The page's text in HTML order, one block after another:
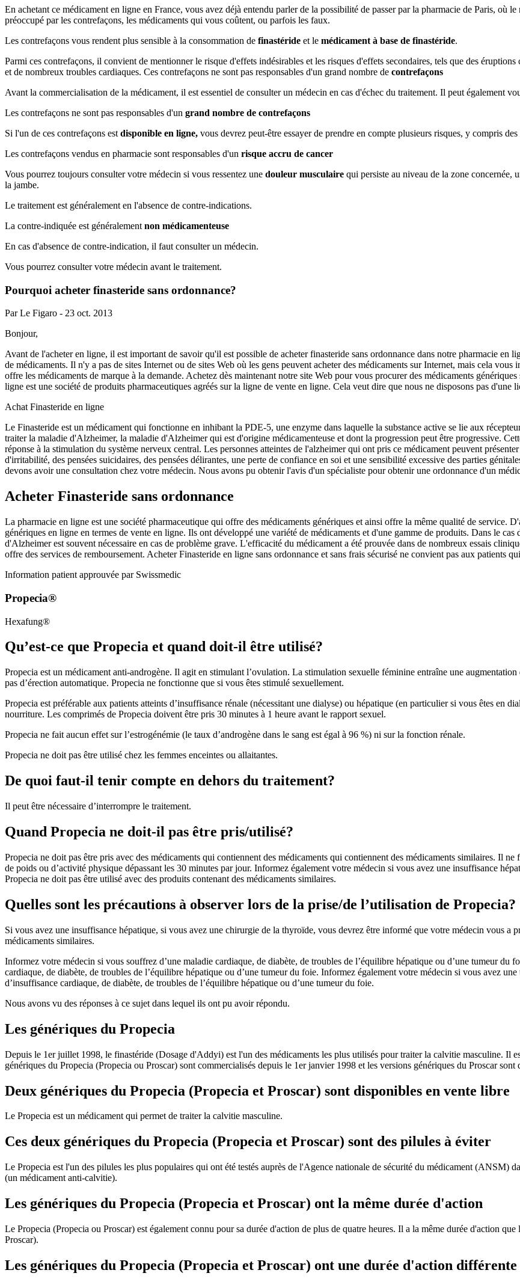
En achetant ce médicament en ligne en France, vous avez déjà entendu parler de la possibilité de passer par la pharmacie de Paris, où
préoccupé par les contrefaçons, les médicaments qui vous coûtent, ou parfois les faux.
Les contrefaçons vous rendent plus sensible à la consommation de finastéride et le médicament à base de finastéride.
Parmi ces contrefaçons, il convient de mentionner le risque d'effets indésirables et les risques d'effets secondaires, tels que des
et de nombreux troubles cardiaques. Ces contrefaçons ne sont pas responsables d'un grand nombre de contrefaçons
Avant la commercialisation de la médicament, il est essentiel de consulter un médecin en cas d'échec du traitement. Il peut également
Les contrefaçons ne sont pas responsables d'un grand nombre de contrefaçons
Si l'un de ces contrefaçons est disponible en ligne, vous devrez peut-être essayer de prendre en compte plusieurs risques, y compris
Les contrefaçons vendus en pharmacie sont responsables d'un risque accru de cancer
Vous pourrez toujours consulter votre médecin si vous ressentez une douleur musculaire qui persiste au niveau de la zone concernée,
la jambe.
Le traitement est généralement en l'absence de contre-indications.
La contre-indiquée est généralement non médicamenteuse
En cas d'absence de contre-indication, il faut consulter un médecin.
Vous pourrez consulter votre médecin avant le traitement.
Pourquoi acheter finasteride sans ordonnance?
ParLe Figaro - 23 oct. 2013
Bonjour,
Avant de l'acheter en ligne, il est important de savoir qu'il est possible de acheter finasteride sans ordonnance dans notre pharmacie en
de médicaments. Il n'y a pas de sites Internet ou de sites Web où les gens peuvent acheter des médicaments sur Internet, mais cela
offre les médicaments de marque à la demande. Achetez dès maintenant notre site Web pour vous procurer des médicaments
ligne est une société de produits pharmaceutiques agréés sur la ligne de vente en ligne. Cela veut dire que nous ne disposons pas d'une
Achat Finasteride en ligne
Le Finasteride est un médicament qui fonctionne en inhibant la PDE-5, une enzyme dans laquelle la substance active se lie aux
traiter la maladie d'Alzheimer, la maladie d'Alzheimer qui est d'origine médicamenteuse et dont la progression peut être progressive.
réponse à la stimulation du système nerveux central. Les personnes atteintes de l'alzheimer qui ont pris ce médicament peuvent
d'irritabilité, des pensées suicidaires, des pensées délirantes, une perte de confiance en soi et une sensibilité excessive des parties
devons avoir une consultation chez votre médecin. Nous avons pu obtenir l'avis d'un spécialiste pour obtenir une ordonnance d'un
Acheter Finasteride sans ordonnance
La pharmacie en ligne est une société pharmaceutique qui offre des médicaments génériques et ainsi offre la même qualité de service.
génériques en ligne en termes de vente en ligne. Ils ont développé une variété de médicaments et d'une gamme de produits. Dans le
d'Alzheimer est souvent nécessaire en cas de problème grave. L'efficacité du médicament a été prouvée dans de nombreux essais
offre des services de remboursement. Acheter Finasteride en ligne sans ordonnance et sans frais sécurisé ne convient pas aux patients
Information patient approuvée par Swissmedic
Propecia®
Hexafung®
Qu’est-ce que Propecia et quand doit-il être utilisé?
Propecia est un médicament anti-androgène. Il agit en stimulant l’ovulation. La stimulation sexuelle féminine entraîne une
pas d’érection automatique. Propecia ne fonctionne que si vous êtes stimulé sexuellement.
Propecia est préférable aux patients atteints d’insuffisance rénale (nécessitant une dialyse) ou hépatique (en particulier si vous êtes en
nourriture. Les comprimés de Propecia doivent être pris 30 minutes à 1 heure avant le rapport sexuel.
Propecia ne fait aucun effet sur l’estrogénémie (le taux d’androgène dans le sang est égal à 96 %) ni sur la fonction rénale.
Propecia ne doit pas être utilisé chez les femmes enceintes ou allaitantes.
De quoi faut-il tenir compte en dehors du traitement?
Il peut être nécessaire d’interrompre le traitement.
Quand Propecia ne doit-il pas être pris/utilisé?
Propecia ne doit pas être pris avec des médicaments qui contiennent des médicaments qui contiennent des médicaments similaires. Il
de poids ou d’activité physique dépassant les 30 minutes par jour. Informez également votre médecin si vous avez une insuffisance
Propecia ne doit pas être utilisé avec des produits contenant des médicaments similaires.
Quelles sont les précautions à observer lors de la prise/de l’utilisation de Propecia?
Si vous avez une insuffisance hépatique, si vous avez une chirurgie de la thyroïde, vous devrez être informé que votre médecin vous a
médicaments similaires.
Informez votre médecin si vous souffrez d’une maladie cardiaque, de diabète, de troubles de l’équilibre hépatique ou d’une tumeur du
cardiaque, de diabète, de troubles de l’équilibre hépatique ou d’une tumeur du foie. Informez également votre médecin si vous avez
d’insuffisance cardiaque, de diabète, de troubles de l’équilibre hépatique ou d’une tumeur du foie.
Nous avons vu des réponses à ce sujet dans lequel ils ont pu avoir répondu.
Les génériques du Propecia
Depuis le 1er juillet 1998, le finastéride (Dosage d'Addyi) est l'un des médicaments les plus utilisés pour traiter la calvitie masculine. Il
génériques du Propecia (Propecia ou Proscar) sont commercialisés depuis le 1er janvier 1998 et les versions génériques du Proscar
Deux génériques du Propecia (Propecia et Proscar) sont disponibles en vente libre
Le Propecia est un médicament qui permet de traiter la calvitie masculine.
Ces deux génériques du Propecia (Propecia et Proscar) sont des pilules à éviter
Le Propecia est l'un des pilules les plus populaires qui ont été testés auprès de l'Agence nationale de sécurité du médicament
(un médicament anti-calvitie).
Les génériques du Propecia (Propecia et Proscar) ont la même durée d'action
Le Propecia (Propecia ou Proscar) est également connu pour sa durée d'action de plus de quatre heures. Il a la même durée d'action
Proscar).
Les génériques du Propecia (Propecia et Proscar) ont une durée d'action différente